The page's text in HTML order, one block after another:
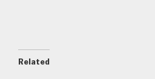
Related